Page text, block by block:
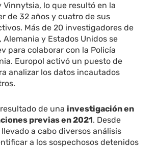
Vinnytsia, lo que resultó en la
de 32 años y cuatro de sus
Más de 20 investigadores de
Alemania y Estados Unidos se
para colaborar con la Policía
Europol activó un puesto de
analizar los datos incautados
de una investigación en
previas en 2021. Desde
a cabo diversos análisis
a los sospechosos detenidos